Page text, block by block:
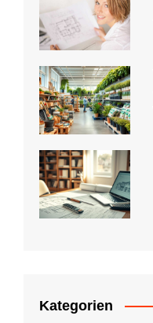
Kategorien